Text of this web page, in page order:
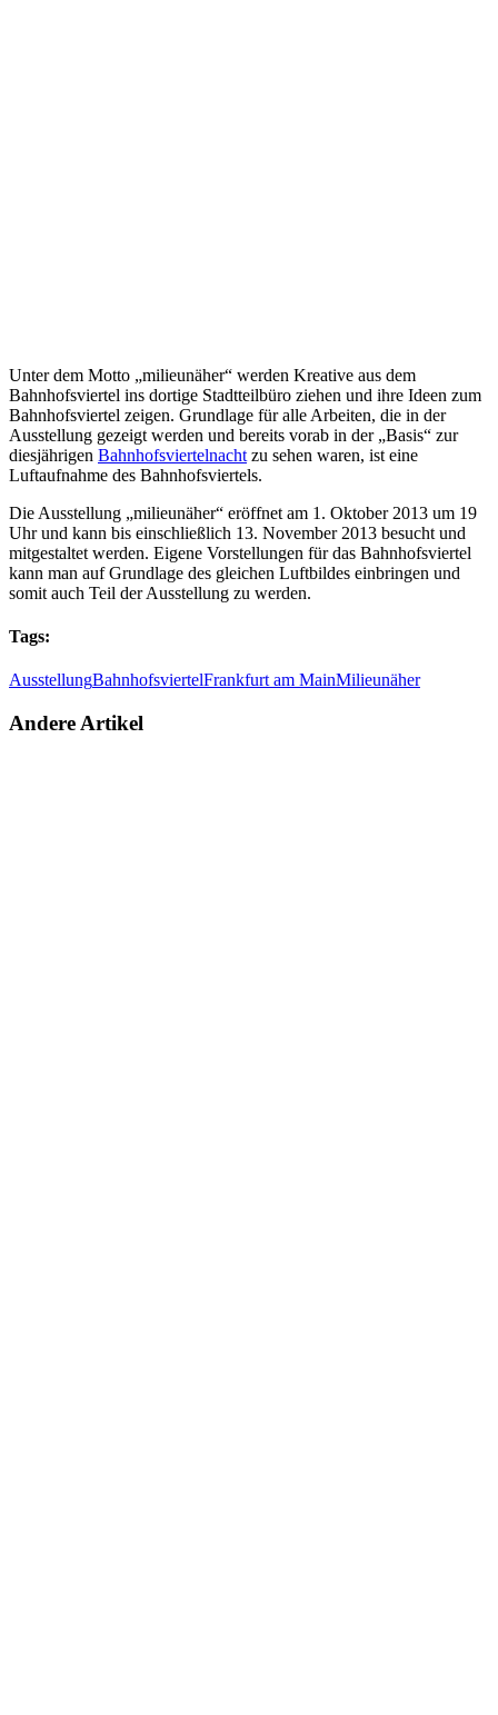
Unter dem Motto „milieunäher“ werden Kreative aus dem
Bahnhofsviertel ins dortige Stadtteilbüro ziehen und ihre Ideen zum
Bahnhofsviertel zeigen. Grundlage für alle Arbeiten, die in der
Ausstellung gezeigt werden und bereits vorab in der „Basis“ zur
diesjährigen Bahnhofsviertelnacht zu sehen waren, ist eine
Luftaufnahme des Bahnhofsviertels.
Die Ausstellung „milieunäher“ eröffnet am 1. Oktober 2013 um 19
Uhr und kann bis einschließlich 13. November 2013 besucht und
mitgestaltet werden. Eigene Vorstellungen für das Bahnhofsviertel
kann man auf Grundlage des gleichen Luftbildes einbringen und
somit auch Teil der Ausstellung zu werden.
Tags:
AusstellungBahnhofsviertelFrankfurt am MainMilieunäher
Andere Artikel